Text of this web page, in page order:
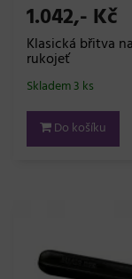
1.042,- Kč
Klasická břitva
rukojeť
Skladem 3 ks
Do košíku